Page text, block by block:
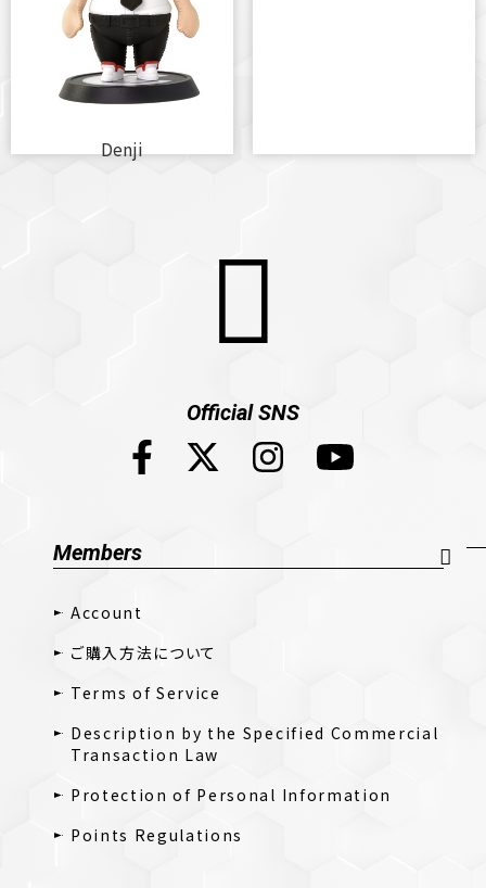
Denji
Official SNS
Members
Account
ご購入方法について
Terms of Service
Description by the Specified Commercial
Transaction Law
Protection of Personal Information
Points Regulations